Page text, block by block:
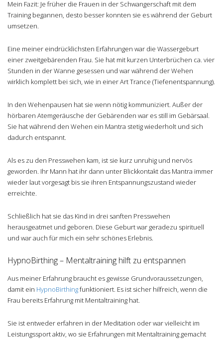
Mein Fazit: Je früher die Frauen in der Schwangerschaft mit dem
Training begannen, desto besser konnten sie es während der Geburt
umsetzen.
Eine meiner eindrücklichsten Erfahrungen war die Wassergeburt
einer zweitgebärenden Frau. Sie hat mit kurzen Unterbrüchen ca. vier
Stunden in der Wanne gesessen und war während der Wehen
wirklich komplett bei sich, wie in einer Art Trance (Tiefenentspannung).
In den Wehenpausen hat sie wenn nötig kommuniziert. Außer der
hörbaren Atemgeräusche der Gebärenden war es still im Gebärsaal.
Sie hat während den Wehen ein Mantra stetig wiederholt und sich
dadurch entspannt.
Als es zu den Presswehen kam, ist sie kurz unruhig und nervös
geworden. Ihr Mann hat ihr dann unter Blickkontakt das Mantra immer
wieder laut vorgesagt bis sie ihren Entspannungszustand wieder
erreichte.
Schließlich hat sie das Kind in drei sanften Presswehen
herausgeatmet und geboren. Diese Geburt war geradezu spirituell
und war auch für mich ein sehr schönes Erlebnis.
HypnoBirthing – Mentaltraining hilft zu entspannen
Aus meiner Erfahrung braucht es gewisse Grundvoraussetzungen,
damit ein HypnoBirthingfunktioniert. Es ist sicher hilfreich, wenn die
Frau bereits Erfahrung mit Mentaltraining hat.
Sie ist entweder erfahren in der Meditation oder war vielleicht im
Leistungssport aktiv, wo sie Erfahrungen mit Mentaltraining gemacht